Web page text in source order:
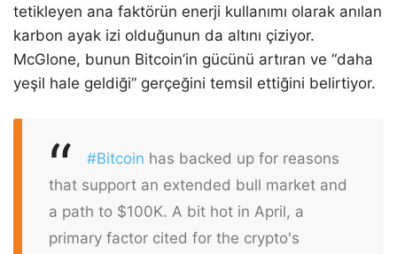
tetikleyen ana faktörün enerji kullanımı olarak anılan
karbon ayak izi olduğunun da altını çiziyor.
McGlone, bunun Bitcoin’in gücünü artıran ve “daha
yeşil hale geldiği” gerçeğini temsil ettiğini belirtiyor.
#Bitcoin has backed up for reasons
that support an extended bull market and
a path to $100K. A bit hot in April, a
primary factor cited for the crypto's